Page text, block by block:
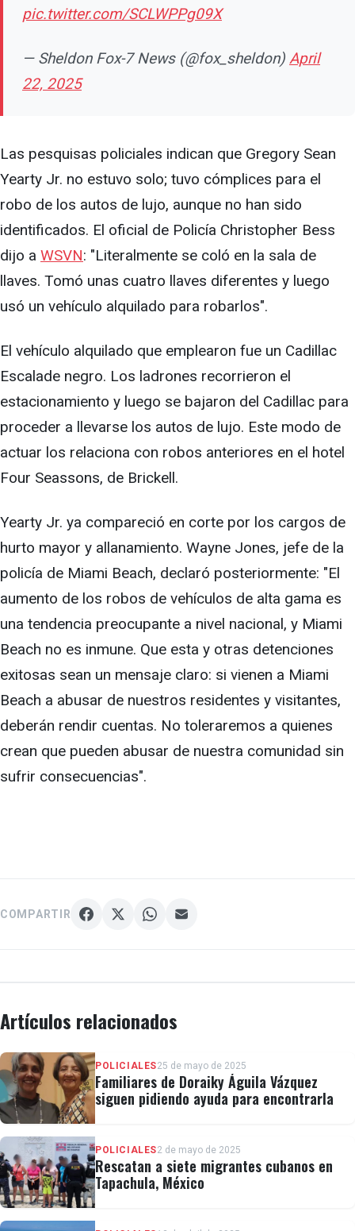
pic.twitter.com/SCLWPPg09X
— Sheldon Fox-7 News (@fox_sheldon) April
22, 2025
Las pesquisas policiales indican que Gregory Sean
Yearty Jr. no estuvo solo; tuvo cómplices para el
robo de los autos de lujo, aunque no han sido
identificados. El oficial de Policía Christopher Bess
dijo a WSVN: "Literalmente se coló en la sala de
llaves. Tomó unas cuatro llaves diferentes y luego
usó un vehículo alquilado para robarlos".
El vehículo alquilado que emplearon fue un Cadillac
Escalade negro. Los ladrones recorrieron el
estacionamiento y luego se bajaron del Cadillac para
proceder a llevarse los autos de lujo. Este modo de
actuar los relaciona con robos anteriores en el hotel
Four Seassons, de Brickell.
Yearty Jr. ya compareció en corte por los cargos de
hurto mayor y allanamiento. Wayne Jones, jefe de la
policía de Miami Beach, declaró posteriormente: "El
aumento de los robos de vehículos de alta gama es
una tendencia preocupante a nivel nacional, y Miami
Beach no es inmune. Que esta y otras detenciones
exitosas sean un mensaje claro: si vienen a Miami
Beach a abusar de nuestros residentes y visitantes,
deberán rendir cuentas. No toleraremos a quienes
crean que pueden abusar de nuestra comunidad sin
sufrir consecuencias".
COMPARTIR
Artículos relacionados
POLICIALES25 de mayo de 2025
Familiares de Doraiky Águila Vázquez
siguen pidiendo ayuda para encontrarla
POLICIALES2 de mayo de 2025
Rescatan a siete migrantes cubanos en
Tapachula, México